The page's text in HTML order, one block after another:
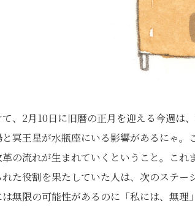
、2月10日に旧暦の正月を迎える今週は
冥王星が水瓶座にいる影響があるにゃ
の流れが生まれていくということ。こ
れた役割を果たしていた人は、次のステ
無限の可能性があるのに「私には、無